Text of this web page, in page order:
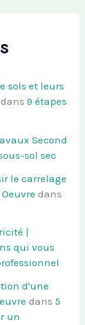
sols et leurs
dans9 étapes
Second
sol sec
le carrelage
dans
|
qui vous
d'une
dans5
un